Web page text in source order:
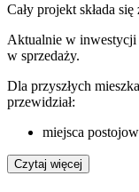
Cały projekt składa się
Aktualnie w inwestycji
w sprzedaży.
Dla przyszłych
przewidział:
miejsca
Czytaj więcej